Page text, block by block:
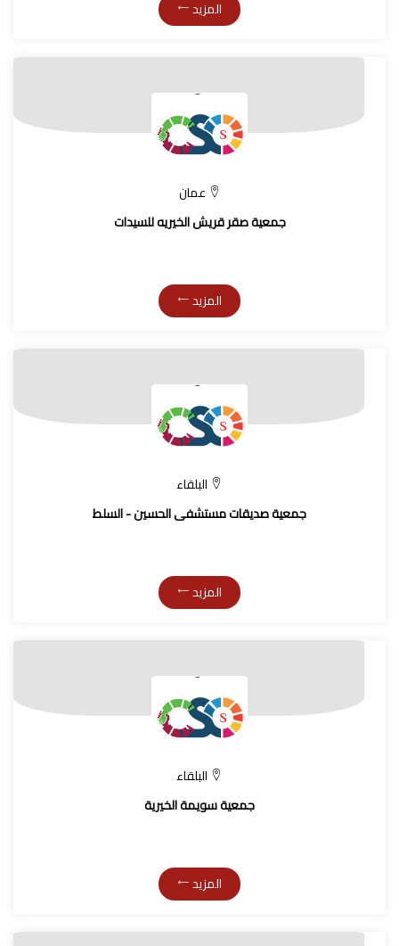
المزيد
عمان
جمعية صقر قريش الخيريه للسيدات
المزيد
البلقاء
جمعية صديقات مستشفى الحسين - السلط
المزيد
البلقاء
جمعية سويمة الخيرية
المزيد